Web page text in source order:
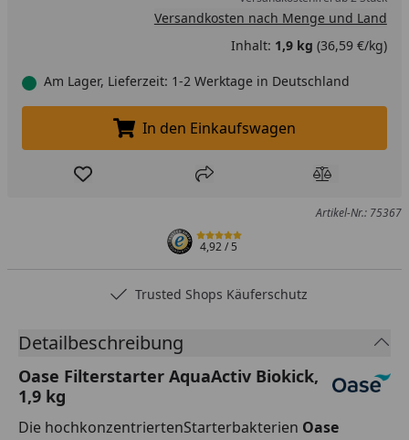
Versandkosten nach Menge und Land
Inhalt: 1,9 kg (36,59 €/kg)
Am Lager, Lieferzeit: 1-2 Werktage in Deutschland
In den Einkaufswagen legen
In den Einkaufswagen
Produkt zur Wunschliste hinzufügen
Teilen Produkt
Artikel-Nr.: 75367
4,92/ 5
Trusted Shops Käuferschutz
Detailbeschreibung
Oase Filterstarter AquaActiv Biokick,
1,9 kg
Die hochkonzentriertenStarterbakterien Oase